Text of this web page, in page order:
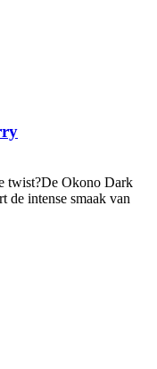
twist?De Okono Dark
de intense smaak van